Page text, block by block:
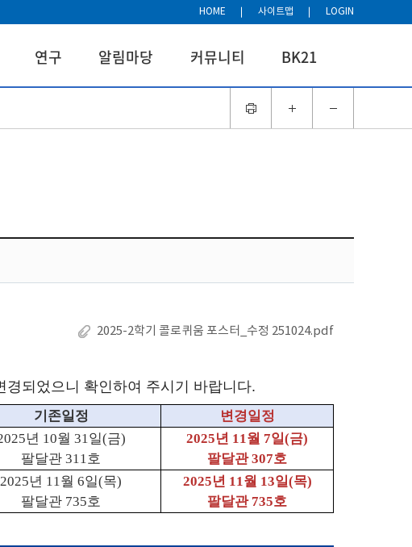
HOME 사이트맵 LOGIN
연구 알림마당 커뮤니티 BK21
2025-2학기 콜로퀴움 포스터_수정 251024.pdf
되었으니 확인하여 주시기 바랍니다.
기존일정 변경일정
년 10월 31일(금)
팔달관 311호
2025년 11월 7일(금)
팔달관307호
2025년 11월 6일(목)
팔달관 735호
2025년 11월 13일(목)
팔달관 735호